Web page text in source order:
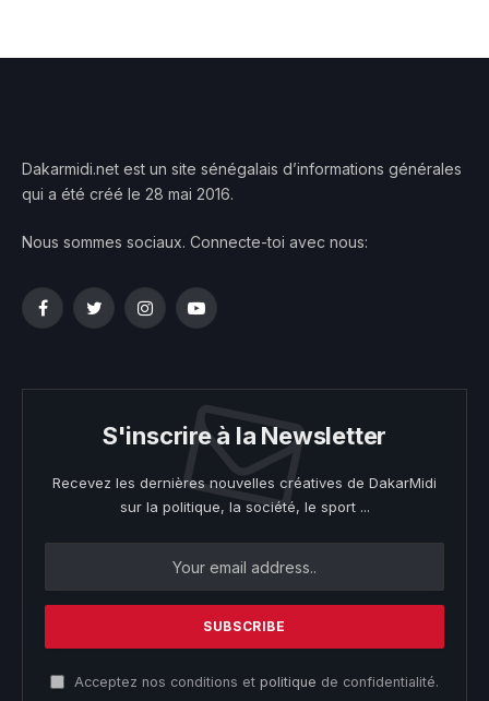
Dakarmidi.net est un site sénégalais d’informations générales
qui a été créé le 28 mai 2016.
Nous sommes sociaux. Connecte-toi avec nous:
FacebookTwitterInstagramYouTube
S'inscrire à la Newsletter
Recevez les dernières nouvelles créatives de DakarMidi
sur la politique, la société, le sport ...
Acceptez nos conditions et politique de confidentialité.